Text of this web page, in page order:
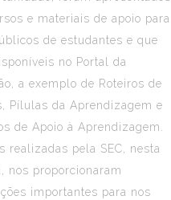
e materiais de apoio para
de estudantes e que
no Portal da
a exemplo de Roteiros de
Pílulas da Aprendizagem e
de Apoio à Aprendizagem.
realizadas pela SEC, nesta
nos proporcionaram
importantes para nos